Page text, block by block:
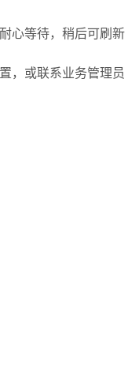
心等待，稍后可刷新
，或联系业务管理员